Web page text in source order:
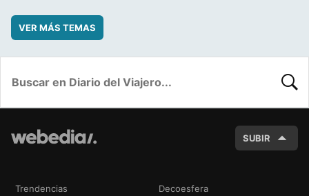
VER MÁS TEMAS
SUBIR
Trendencias Decoesfera